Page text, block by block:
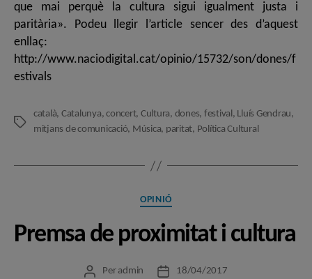
que mai perquè la cultura sigui igualment justa i
paritària». Podeu llegir l’article sencer des d’aquest
enllaç:
http://www.naciodigital.cat/opinio/15732/son/dones/f
estivals
Etiquetes
català, Catalunya,concert, Cultura, dones, festival, Lluís Gendrau,
mitjans de comunicació, Música, paritat, Política Cultural
Categories
OPINIÓ
Premsa de proximitat i cultura
Autor
Per admin
Data18/04/2017